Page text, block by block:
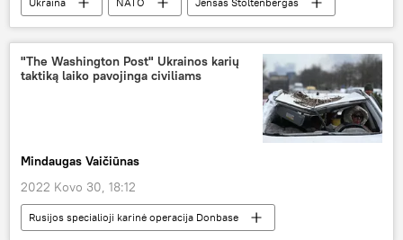
Vladimiras Zelenskis
Rusija
Pasaulyje
"The Washington Post" Ukrainos karių
taktiką laiko pavojinga civiliams
Mindaugas Vaičiūnas
2022 Kovo 30, 18:12
Rusijos specialioji karinė operacija Donbase